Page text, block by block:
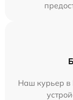
Наш курьер в